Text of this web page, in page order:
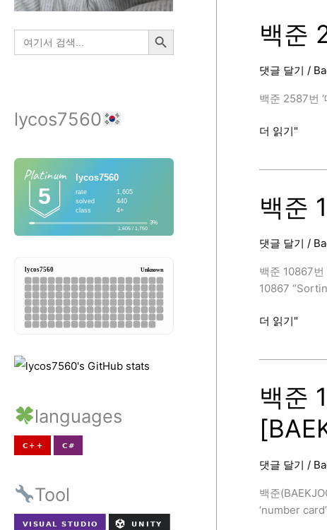
검
색:
검색 버튼
lycos7560
languages
Tool
프
(Pipe)/
터
(filter)/
다
(redirection)
백준
댓글 달기 /
백준 2587번
백
(대
표
2,
C++)
[BAEKJOON]
더 읽기"
백준
댓글 달기 /
백준 10867
10867
백
(중
복
빼
고
렬
하
기,
더 읽기"
백준
댓글 달기 /
백준
‘number